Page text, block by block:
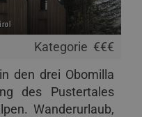
Kategorie €€€
den drei Obomilla
des Pustertales
Wanderurlaub,